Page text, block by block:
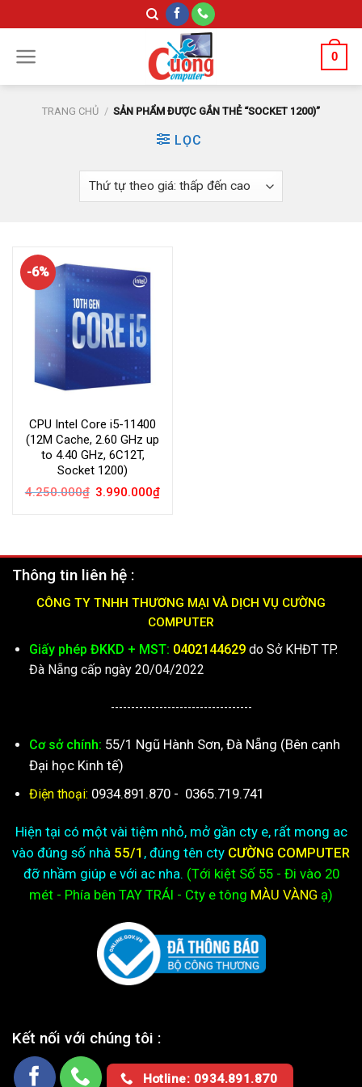
to
content
0
TRANG CHỦ / SẢN PHẨM ĐƯỢC GẮN THẺ “SOCKET 1200)”
LỌC
-6%
CPU Intel Core i5-11400
(12M Cache, 2.60 GHz up
to 4.40 GHz, 6C12T,
Socket 1200)
4.250.000₫ Giá
3.990.000₫Giá
Thông tin liên hệ :
CÔNG TY TNHH THƯƠNG MẠI VÀ DỊCH VỤ CƯỜNG
COMPUTER
Giấy phép ĐKKD + MST: 0402144629do Sở KHĐT TP.
Đà Nẵng cấp ngày 20/04/2022
-----------------------------------
Cơ sở chính: 55/1 Ngũ Hành Sơn, Đà Nẵng (Bên cạnh
Đại học Kinh tế)
Điện thoại: 0934.891.870 - 0365.719.741
Hiện tại có một vài tiệm nhỏ, mở gần cty e, rất mong ac
vào đúng số nhà 55/1 , đúng tên cty CƯỜNG COMPUTER
đỡ nhầm giúp e với ac nha. (Tới kiệtSố 55 - Đi vào 20
mét - Phía bên TAY TRÁI - Cty e tông MÀU VÀNG ạ)
Kết nối với chúng tôi :
Hotline: 0934.891.870